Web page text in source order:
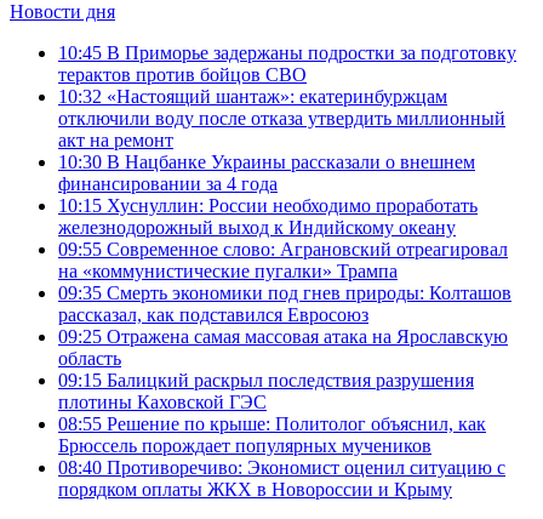
Новости дня
10:45 В Приморье задержаны подростки за подготовку
терактов против бойцов СВО
10:32 «Настоящий шантаж»: екатеринбуржцам
отключили воду после отказа утвердить миллионный
акт на ремонт
10:30 В Нацбанке Украины рассказали о внешнем
финансировании за 4 года
10:15 Хуснуллин: России необходимо проработать
железнодорожный выход к Индийскому океану
09:55 Современное слово: Аграновский отреагировал
на «коммунистические пугалки» Трампа
09:35 Смерть экономики под гнев природы: Колташов
рассказал, как подставился Евросоюз
09:25 Отражена самая массовая атака на Ярославскую
область
09:15 Балицкий раскрыл последствия разрушения
плотины Каховской ГЭС
08:55 Решение по крыше: Политолог объяснил, как
Брюссель порождает популярных мучеников
08:40 Противоречиво: Экономист оценил ситуацию с
порядком оплаты ЖКХ в Новороссии и Крыму